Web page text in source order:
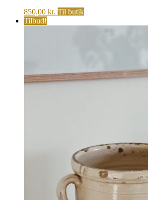
850,00 kr. Til butik
Tilbud!